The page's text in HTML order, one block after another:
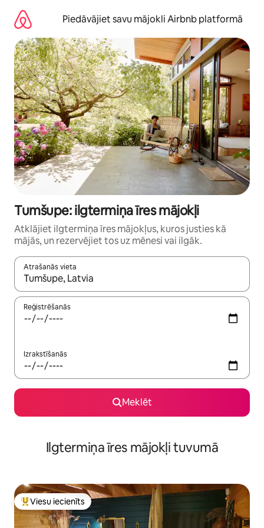
saturu
Piedāvājiet savu mājokli Airbnb platformā
Tumšupe: ilgtermiņa īres mājokļi
Atklājiet ilgtermiņa īres mājokļus, kuros justies kā
mājās, un rezervējiet tos uz mēnesi vai ilgāk.
Atrašanās vieta
Kad rezultāti kļūs pieejami, izmantojiet bultiņu uz augšu un
Reģistrēšanās
Izrakstīšanās
Meklēt
Ilgtermiņa īres mājokļi tuvumā
Populārs viesu iecienīts mājoklis
Viesu iecienīts